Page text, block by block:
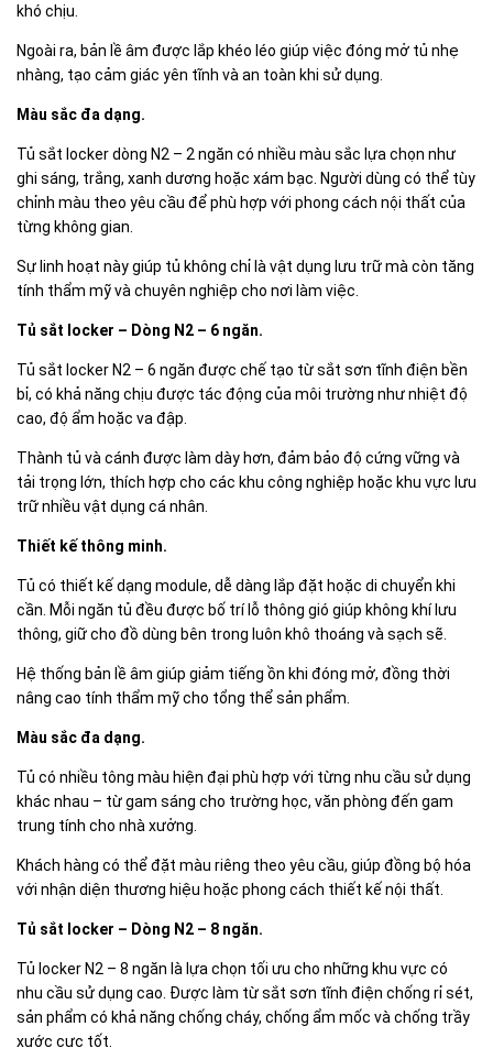
khó chịu.
Ngoài ra, bản lề âm được lắp khéo léo giúp việc đóng mở tủ nhẹ
nhàng, tạo cảm giác yên tĩnh và an toàn khi sử dụng.
Màu sắc đa dạng.
Tủ sắt locker dòng N2 – 2 ngăn có nhiều màu sắc lựa chọn như
ghi sáng, trắng, xanh dương hoặc xám bạc. Người dùng có thể tùy
chỉnh màu theo yêu cầu để phù hợp với phong cách nội thất của
từng không gian.
Sự linh hoạt này giúp tủ không chỉ là vật dụng lưu trữ mà còn tăng
tính thẩm mỹ và chuyên nghiệp cho nơi làm việc.
Tủ sắt locker – Dòng N2 – 6 ngăn.
Tủ sắt locker N2 – 6 ngăn được chế tạo từ sắt sơn tĩnh điện bền
bỉ, có khả năng chịu được tác động của môi trường như nhiệt độ
cao, độ ẩm hoặc va đập.
Thành tủ và cánh được làm dày hơn, đảm bảo độ cứng vững và
tải trọng lớn, thích hợp cho các khu công nghiệp hoặc khu vực lưu
trữ nhiều vật dụng cá nhân.
Thiết kế thông minh.
Tủ có thiết kế dạng module, dễ dàng lắp đặt hoặc di chuyển khi
cần. Mỗi ngăn tủ đều được bố trí lỗ thông gió giúp không khí lưu
thông, giữ cho đồ dùng bên trong luôn khô thoáng và sạch sẽ.
Hệ thống bản lề âm giúp giảm tiếng ồn khi đóng mở, đồng thời
nâng cao tính thẩm mỹ cho tổng thể sản phẩm.
Màu sắc đa dạng.
Tủ có nhiều tông màu hiện đại phù hợp với từng nhu cầu sử dụng
khác nhau – từ gam sáng cho trường học, văn phòng đến gam
trung tính cho nhà xưởng.
Khách hàng có thể đặt màu riêng theo yêu cầu, giúp đồng bộ hóa
với nhận diện thương hiệu hoặc phong cách thiết kế nội thất.
Tủ sắt locker – Dòng N2 – 8 ngăn.
Tủ locker N2 – 8 ngăn là lựa chọn tối ưu cho những khu vực có
nhu cầu sử dụng cao. Được làm từ sắt sơn tĩnh điện chống rỉ sét,
sản phẩm có khả năng chống cháy, chống ẩm mốc và chống trầy
xước cực tốt.